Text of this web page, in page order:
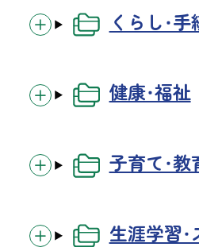
くらし・手
健康・福祉
子育て・教
生涯学習